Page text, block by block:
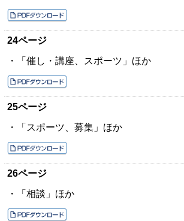
24ページ
・「催し・講座、スポーツ」ほか
25ページ
・「スポーツ、募集」ほか
26ページ
・「相談」ほか